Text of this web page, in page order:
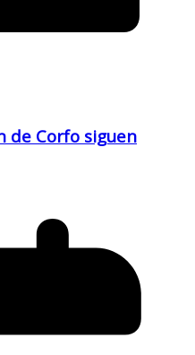
de Corfo siguen